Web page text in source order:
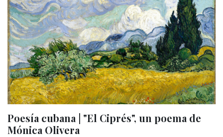
Poesía cubana | "El Ciprés", un poema de
Mónica Olivera